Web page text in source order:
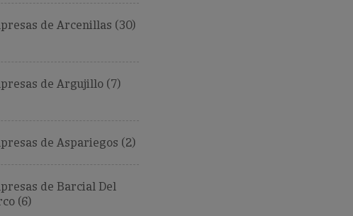
de Arcenillas (30)
de Argujillo (7)
de Aspariegos (2)
de Barcial Del
(6)